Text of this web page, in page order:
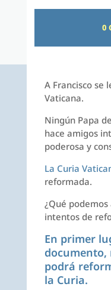
0
A Francisco se
Vaticana.
Ningún Papa
hace amigos
poderosa y
La Curia
reformada.
¿Qué
intentos de
En primer
documento,
podrá
la Curia.